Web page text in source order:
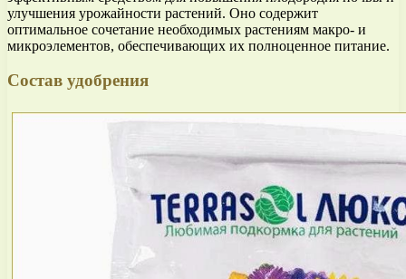
улучшения урожайности растений. Оно содержит
оптимальное сочетание необходимых растениям макро- и
микроэлементов, обеспечивающих их полноценное питание.
Состав удобрения